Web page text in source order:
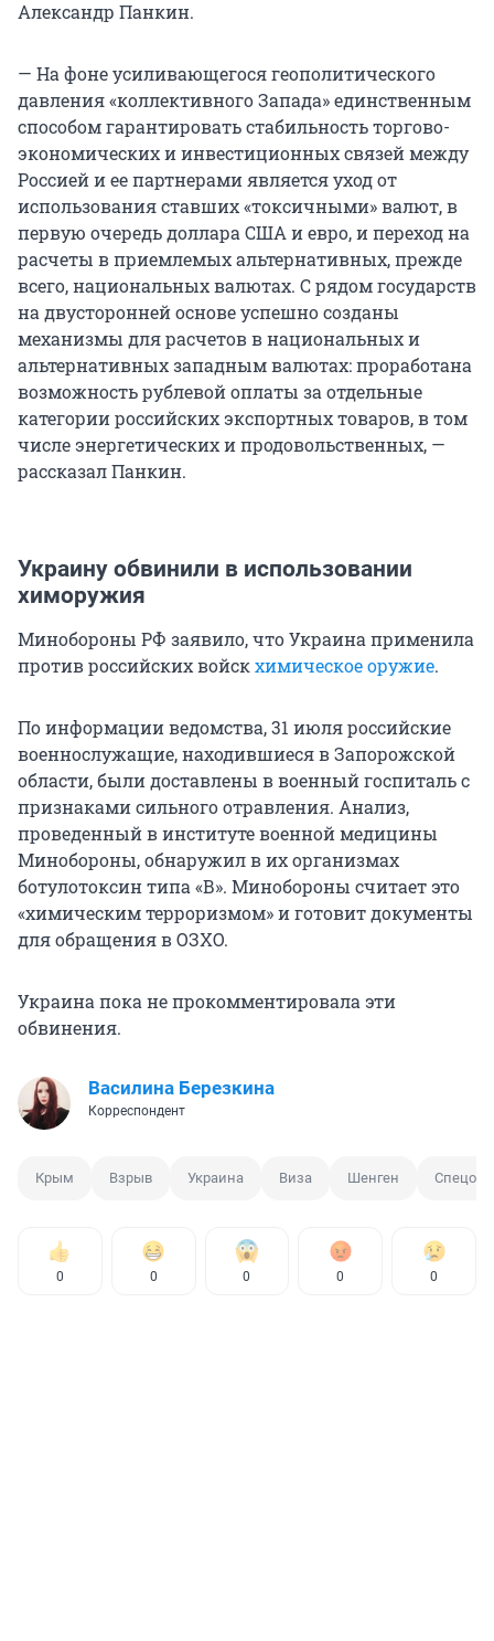
Александр Панкин.
— На фоне усиливающегося геополитического
давления «коллективного Запада» единственным
способом гарантировать стабильность торгово-
экономических и инвестиционных связей между
Россией и ее партнерами является уход от
использования ставших «токсичными» валют, в
первую очередь доллара США и евро, и переход на
расчеты в приемлемых альтернативных, прежде
всего, национальных валютах. С рядом государств
на двусторонней основе успешно созданы
механизмы для расчетов в национальных и
альтернативных западным валютах: проработана
возможность рублевой оплаты за отдельные
категории российских экспортных товаров, в том
числе энергетических и продовольственных, —
рассказал Панкин.
Украину обвинили в использовании
химоружия
Минобороны РФ заявило, что Украина применила
против российских войскхимическое оружие.
По информации ведомства, 31 июля российские
военнослужащие, находившиеся в Запорожской
области, были доставлены в военный госпиталь с
признаками сильного отравления. Анализ,
проведенный в институте военной медицины
Минобороны, обнаружил в их организмах
ботулотоксин типа «В». Минобороны считает это
«химическим терроризмом» и готовит документы
для обращения в ОЗХО.
Украина пока не прокомментировала эти
обвинения.
Василина Березкина
Корреспондент
Крым Взрыв Украина Виза Шенген
0 0 0 0 0